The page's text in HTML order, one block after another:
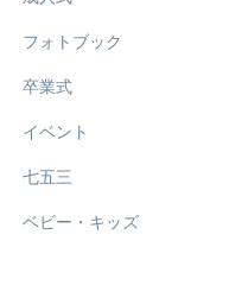
フォトブック
卒業式
イベント
七五三
ベビー・キッズ